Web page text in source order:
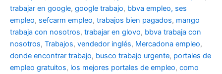
trabajar en google, google trabajo, bbva empleo, ses
empleo, sefcarm empleo, trabajos bien pagados, mango
trabaja con nosotros, trabajar en glovo, bbva trabaja con
nosotros, Trabajos, vendedor inglés, Mercadona empleo,
donde encontrar trabajo, busco trabajo urgente, portales de
empleo gratuitos, los mejores portales de empleo, como